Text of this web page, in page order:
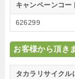
キャンペーンコー
626299
お客様から頂き
タカラリサイクル